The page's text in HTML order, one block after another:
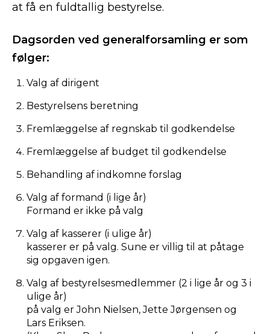
at få en fuldtallig bestyrelse.
Dagsorden ved generalforsamling er som
følger:
Valg af dirigent
Bestyrelsens beretning
Fremlæggelse af regnskab til godkendelse
Fremlæggelse af budget til godkendelse
Behandling af indkomne forslag
Valg af formand (i lige år)
Formand er ikke på valg
Valg af kasserer (i ulige år)
kasserer er på valg. Sune er villig til at påtage
sig opgaven igen.
Valg af bestyrelsesmedlemmer (2 i lige år og 3 i
ulige år)
på valg er John Nielsen, Jette Jørgensen og
Lars Eriksen.